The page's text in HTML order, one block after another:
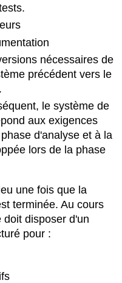
nécessaires de
précédent vers le
le système de
aux exigences
d'analyse et à la
lors de la phase
une fois que la
terminée. Au cours
disposer d'un
pour :